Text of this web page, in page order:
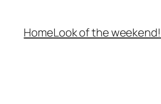
HomeLook of the weekend!